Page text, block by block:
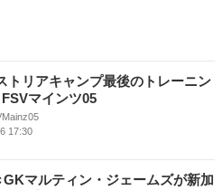
トリアキャンプ最後のトレーニン
マインツ05
17:30
マルティン・ジェームズが新加